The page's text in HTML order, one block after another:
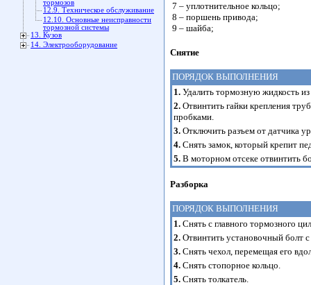
тормозов
12.9. Техническое обслуживание
12.10. Основные неисправности
тормозной системы
13. Кузов
14. Электрооборудование
7 – уплотнительное кольцо;
8 – поршень привода;
9 – шайба;
Снятие
ПОРЯДОК ВЫПОЛНЕНИЯ
1. Удалить тормозную жидкость
2. Отвинтить гайки крепления
пробками.
3. Отключить разъем от датчика
4. Снять замок, который крепит
5. В моторном отсеке отвинтить
Разборка
ПОРЯДОК ВЫПОЛНЕНИЯ
1. Снять с главного тормозного
2. Отвинтить установочный болт
3. Снять чехол, перемещая его
4. Снять стопорное кольцо.
5. Снять толкатель.